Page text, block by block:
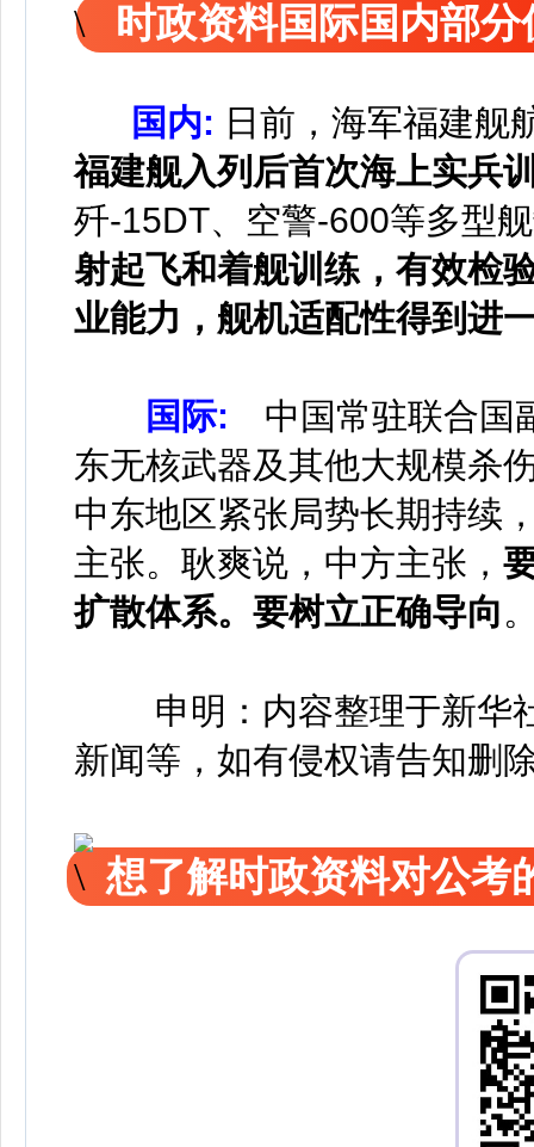
时政资料国际国内部
国内: 日前，海军福建舰
福建舰入列后首次海上实兵
歼-15DT、空警-600等多型
射起飞和着舰训练，有效检
业能力，舰机适配性得到进
国际:
中国常驻联合国
东无核武器及其他大规模杀
中东地区紧张局势长期持续
主张。耿爽说，中方主张，
扩散体系。要树立正确导向
申明：内容整理于新华
新闻等，如有侵权请告知删
想了解时政资料对公考